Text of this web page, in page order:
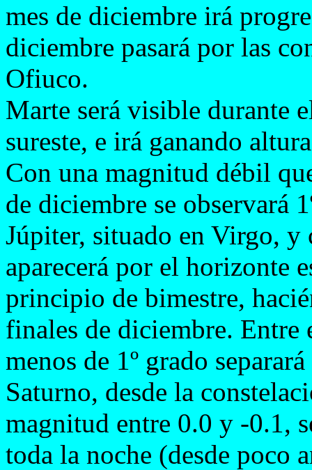
mes de diciembre irá
diciembre pasará por las
Ofiuco.
Marte será visible durante
sureste, e irá ganando
Con una magnitud débil
de diciembre se observará
Júpiter, situado en Virgo,
aparecerá por el horizonte
principio de bimestre,
finales de diciembre.
menos de 1º grado
Saturno, desde la
magnitud entre 0.0 y -0.1,
toda la noche (desde poco